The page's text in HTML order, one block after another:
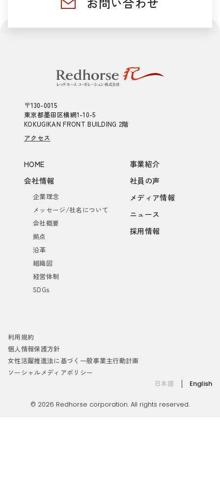
〒130-0015
東京都墨田区横網1-10-5
KOKUGIKAN FRONT BUILDING 2階
アクセス
HOME
会社情報
企業理念
メッセージ/社名について
会社概要
拠点
沿革
組織図
経営体制
SDGs
事業紹介
社員の声
メディア情報
ニュース
採用情報
利用規約
個人情報保護方針
女性活躍推進法に基づく一般事業主行動計画
ソーシャルメディアポリシー
日本語
English
© 2026 Redhorse corporation. All rights reserved.